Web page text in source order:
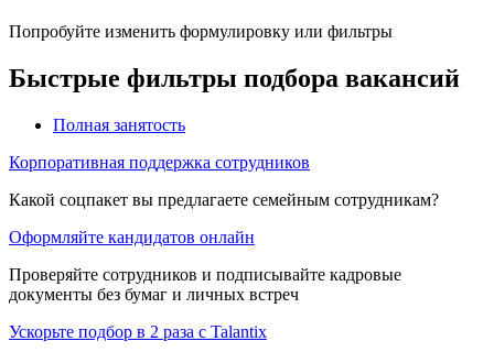
Попробуйте изменить формулировку или фильтры
Быстрые фильтры подбора вакансий
Полная занятость
Корпоративная поддержка сотрудников
Какой соцпакет вы предлагаете семейным сотрудникам?
Оформляйте кандидатов онлайн
Проверяйте сотрудников и подписывайте кадровые
документы без бумаг и личных встреч
Ускорьте подбор в 2 раза с Talantix